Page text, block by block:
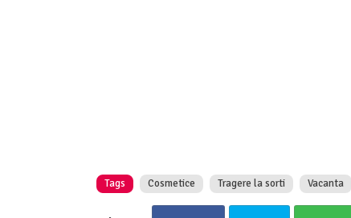
Tags Cosmetice Tragere la sorti Vacanta